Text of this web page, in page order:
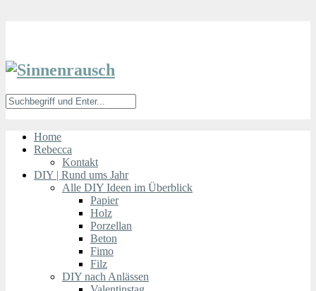
Home
Rebecca
Kontakt
DIY | Rund ums Jahr
Alle DIY Ideen im Überblick
Papier
Holz
Porzellan
Beton
Fimo
Filz
DIY nach Anlässen